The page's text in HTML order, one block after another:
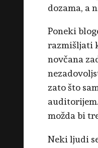
dozama, a
Poneki
razmišljati
novčana
zato što
možda bi
Neki ljudi